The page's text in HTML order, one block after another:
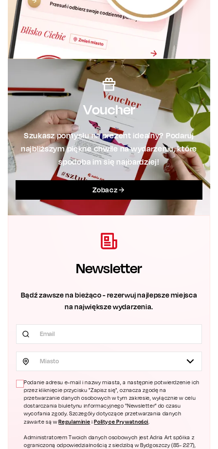
Voucher
Szukasz pomysłu na prezent idealny? Podaruj
najbliższym piękne chwile na wydarzeniu, które
spodoba im się najbardziej!
Zobacz
Newsletter
Bądź zawsze na bieżąco - rezerwuj najlepsze miejsca
na największe wydarzenia.
Miasto
Podanie adresu e-mail i nazwy miasta, a następnie potwierdzenie ich
przez kliknięcie przycisku "Zapisz się", oznacza zgodę na
przetwarzanie danych osobowych w tym zakresie, wyłącznie w celu
dostarczania biuletynu informacyjnego "Newsletter" do czasu
wycofania zgody. Szczegóły dotyczące przetwarzania danych
zawarte są wRegulaminie iPolityce Prywatności.
Administratorem Twoich danych osobowych jest Adria Art spółka z
ograniczoną odpowiedzialnością z siedzibą w Bydgoszczy (85- 227),